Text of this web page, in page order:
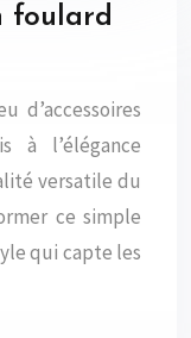
foulard
d’accessoires
à l’élégance
versatile du
ce simple
qui capte les